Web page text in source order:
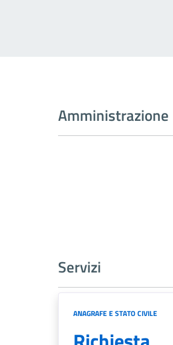
Amministrazione
Servizi
ANAGRAFE E STATO CIVILE